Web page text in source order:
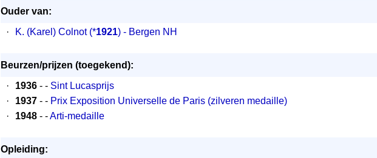
Ouder van:
·
K. (Karel) Colnot (*1921) - Bergen NH
Beurzen/prijzen (toegekend):
·
1936 - - Sint Lucasprijs
·
1937 - - Prix Exposition Universelle de Paris (zilveren medaille)
·
1948 - -Arti-medaille
Opleiding: